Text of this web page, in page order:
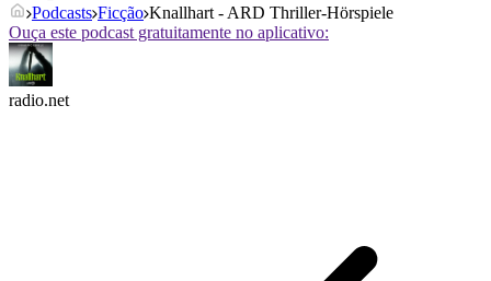
Podcasts Ficção Knallhart - ARD Thriller-Hörspiele
Ouça este podcast gratuitamente no aplicativo:
radio.net